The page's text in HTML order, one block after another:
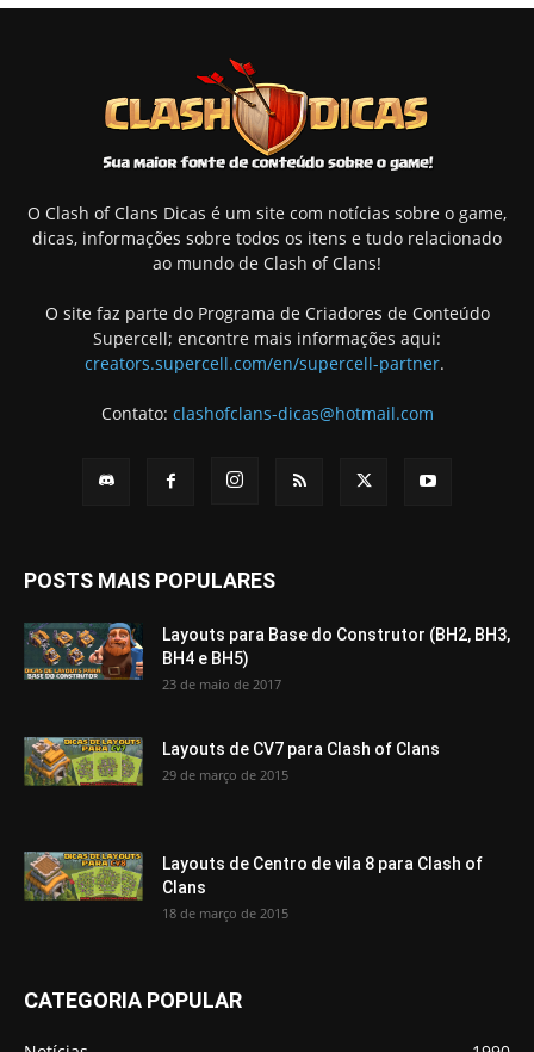
O Clash of Clans Dicas é um site com notícias sobre o game,
dicas, informações sobre todos os itens e tudo relacionado
ao mundo de Clash of Clans!
O site faz parte do Programa de Criadores de Conteúdo
Supercell; encontre mais informações aqui:
creators.supercell.com/en/supercell-partner.
Contato: clashofclans-dicas@hotmail.com
POSTS MAIS POPULARES
Layouts para Base do Construtor (BH2, BH3,
BH4 e BH5)
23 de maio de 2017
Layouts de CV7 para Clash of Clans
29 de março de 2015
Layouts de Centro de vila 8 para Clash of
Clans
18 de março de 2015
CATEGORIA POPULAR